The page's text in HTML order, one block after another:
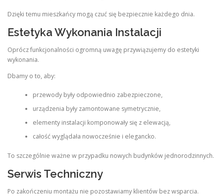
Dzięki temu mieszkańcy mogą czuć się bezpiecznie każdego dnia.
Estetyka Wykonania Instalacji
Oprócz funkcjonalności ogromną uwagę przywiązujemy do estetyki
wykonania.
Dbamy o to, aby:
przewody były odpowiednio zabezpieczone,
urządzenia były zamontowane symetrycznie,
elementy instalacji komponowały się z elewacją,
całość wyglądała nowocześnie i elegancko.
To szczególnie ważne w przypadku nowych budynków jednorodzinnych.
Serwis Techniczny
Po zakończeniu montażu nie pozostawiamy klientów bez wsparcia.